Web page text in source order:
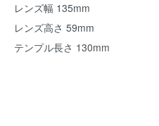
レンズ幅 135mm
レンズ高さ 59mm
テンプル長さ 130mm